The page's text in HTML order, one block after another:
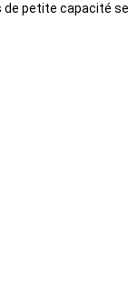
petite capacité